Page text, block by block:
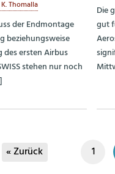
Thomalla
der Endmontage
beziehungsweise
des ersten Airbus
stehen nur noch
Die
gut
« Zurück 1